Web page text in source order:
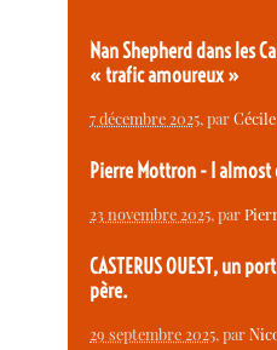
Nan Shepherd dans les
« trafic amoureux »
7 décembre 2025, par
Pierre Mottron - I almost
23 novembre 2025, par
CASTERUS OUEST, un
père.
29 septembre 2025, par